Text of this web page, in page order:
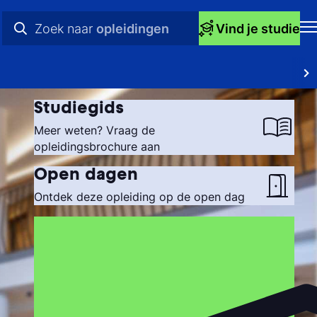
Zoek naar opleidingen
videos
opleidingen
Vind je studie
bij
Studiegids
Meer weten? Vraag de
opleidingsbrochure aan
Open dagen
Ontdek deze opleiding op de open dag